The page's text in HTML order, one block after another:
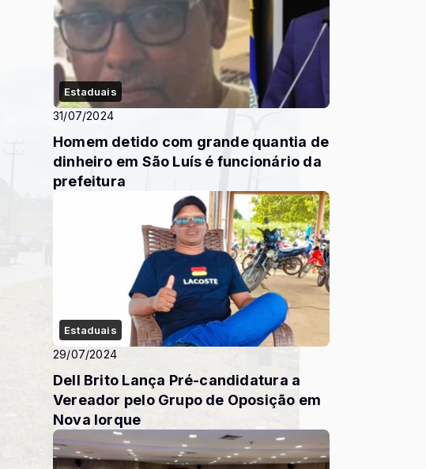
Estaduais
31/07/2024
Homem detido com grande quantia de
dinheiro em São Luís é funcionário da
prefeitura
Estaduais
29/07/2024
Dell Brito Lança Pré-candidatura a
Vereador pelo Grupo de Oposição em
Nova Iorque